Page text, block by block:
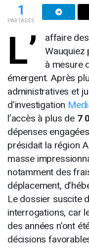
1
PARTAGES
L’
affaire
Wauquiez
à mesure
émergent. Après
administratives et
d’investigation
l’accès à plus de 7
dépenses
présidait la région
masse
notamment des
déplacement,
Le dossier suscite
interrogations, car
des années n’ont
décisions